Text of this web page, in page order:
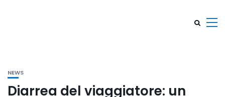
NEWS
Diarrea del viaggiatore: un